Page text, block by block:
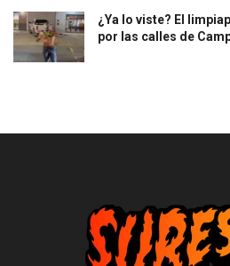
¿Ya lo viste? El
por las calles de